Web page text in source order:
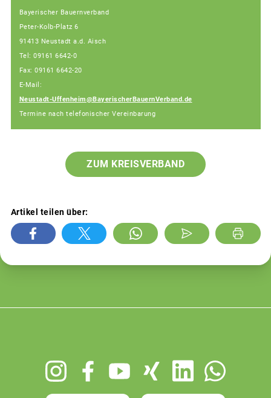
Bayerischer Bauernverband
Peter-Kolb-Platz 6
91413 Neustadt a.d. Aisch
Tel: 09161 6642-0
Fax: 09161 6642-20
E-Mail:
Neustadt-Uffenheim@BayerischerBauernVerband.de
Termine nach telefonischer Vereinbarung
ZUM KREISVERBAND
Artikel teilen über: